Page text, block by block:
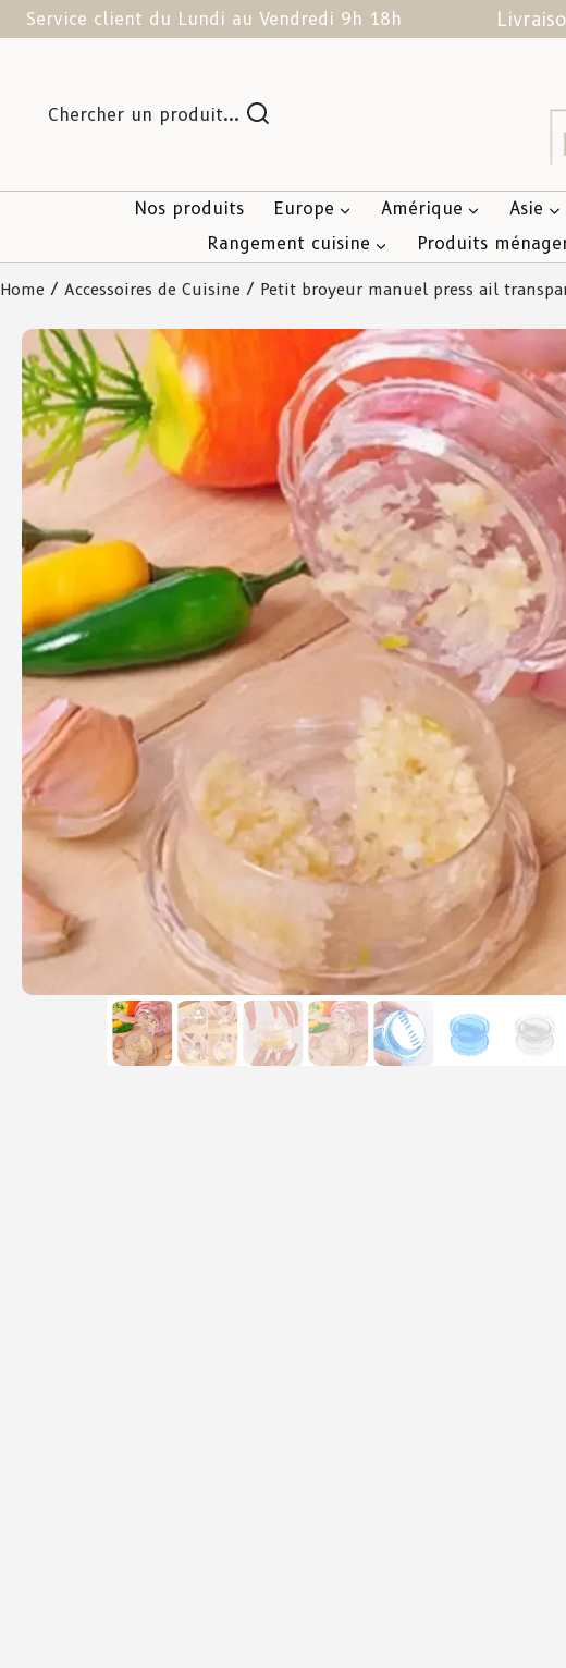
Service client du Lundi au Vendredi 9h 18h
Chercher un produit...
Nos produits Europe Amérique Asie
Rangement cuisine
Produits
Home / Accessoires de Cuisine / Petit broyeur manuel press ail